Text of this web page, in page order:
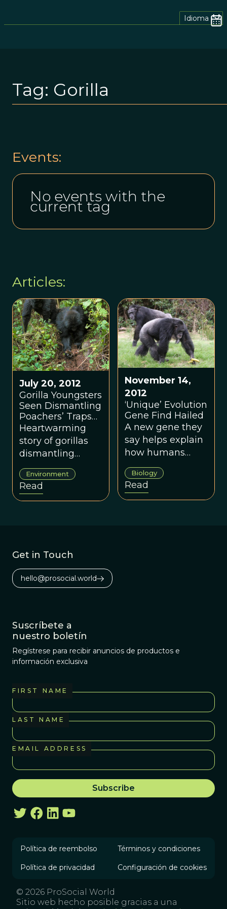
Idioma
Tag: Gorilla
Events:
No events with the
current tag
Articles:
July 20, 2012
Gorilla Youngsters
Seen Dismantling
Poachers’ Traps—
A First
Heartwarming
story of gorillas
dismantling
poachers traps.
Environment
Read
November 14,
2012
‘Unique’ Evolution
Gene Find Hailed
A new gene they
say helps explain
how humans
evolved from
chimpanzees.
Biology
Read
Get in Touch
hello@prosocial.world
Suscríbete a
nuestro boletín
Regístrese para recibir anuncios de productos e
información exclusiva
FIRST NAME
LAST NAME
EMAIL ADDRESS
Política de reembolso Términos y condiciones
Política de privacidad Configuración de cookies
© 2026 ProSocial World
Sitio web hecho posible gracias a una